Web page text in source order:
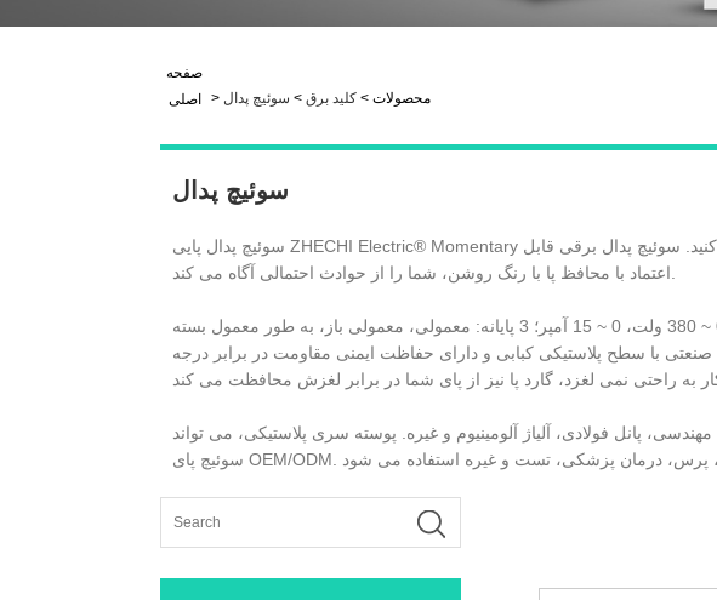
صفحه
اصلی
> محصولات > کلید برق > سوئیچ پدال
سوئیچ پدال
سوئیچ پدال پایی ZHECHI Electric® Momentary برای استفاده آسان. ابزارهای خود را با راحتی هندزفری کار کنید و ابزار را به راحتی با ضربه پا متوقف کنید. سوئیچ پدال برقی قابل
رتبه تماس: 0 ~ 380 ولت، 0 ~ 15 آمپر؛ 3 پایانه: معمولی، معمولی باز، به طور معمول بسته (SPDT: تک قطبی-دو پرتابی). سیم 5 پا سیمی سخت و دوشاخه استاندارد آمریکایی. ساخته
صنعتی با سطح پلاستیکی کبابی و دارای حفاظت ایمنی مقاومت در برابر درجه
پانل فولادی، آلیاژ آلومینیوم و غیره. پوسته سری پلاستیکی، می تواند